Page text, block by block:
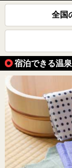
全国
宿泊できる温